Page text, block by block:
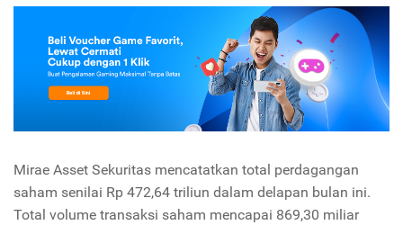
Mirae Asset Sekuritas mencatatkan total perdagangan
saham senilai Rp 472,64 triliun dalam delapan bulan ini.
Total volume transaksi saham mencapai 869,30 miliar